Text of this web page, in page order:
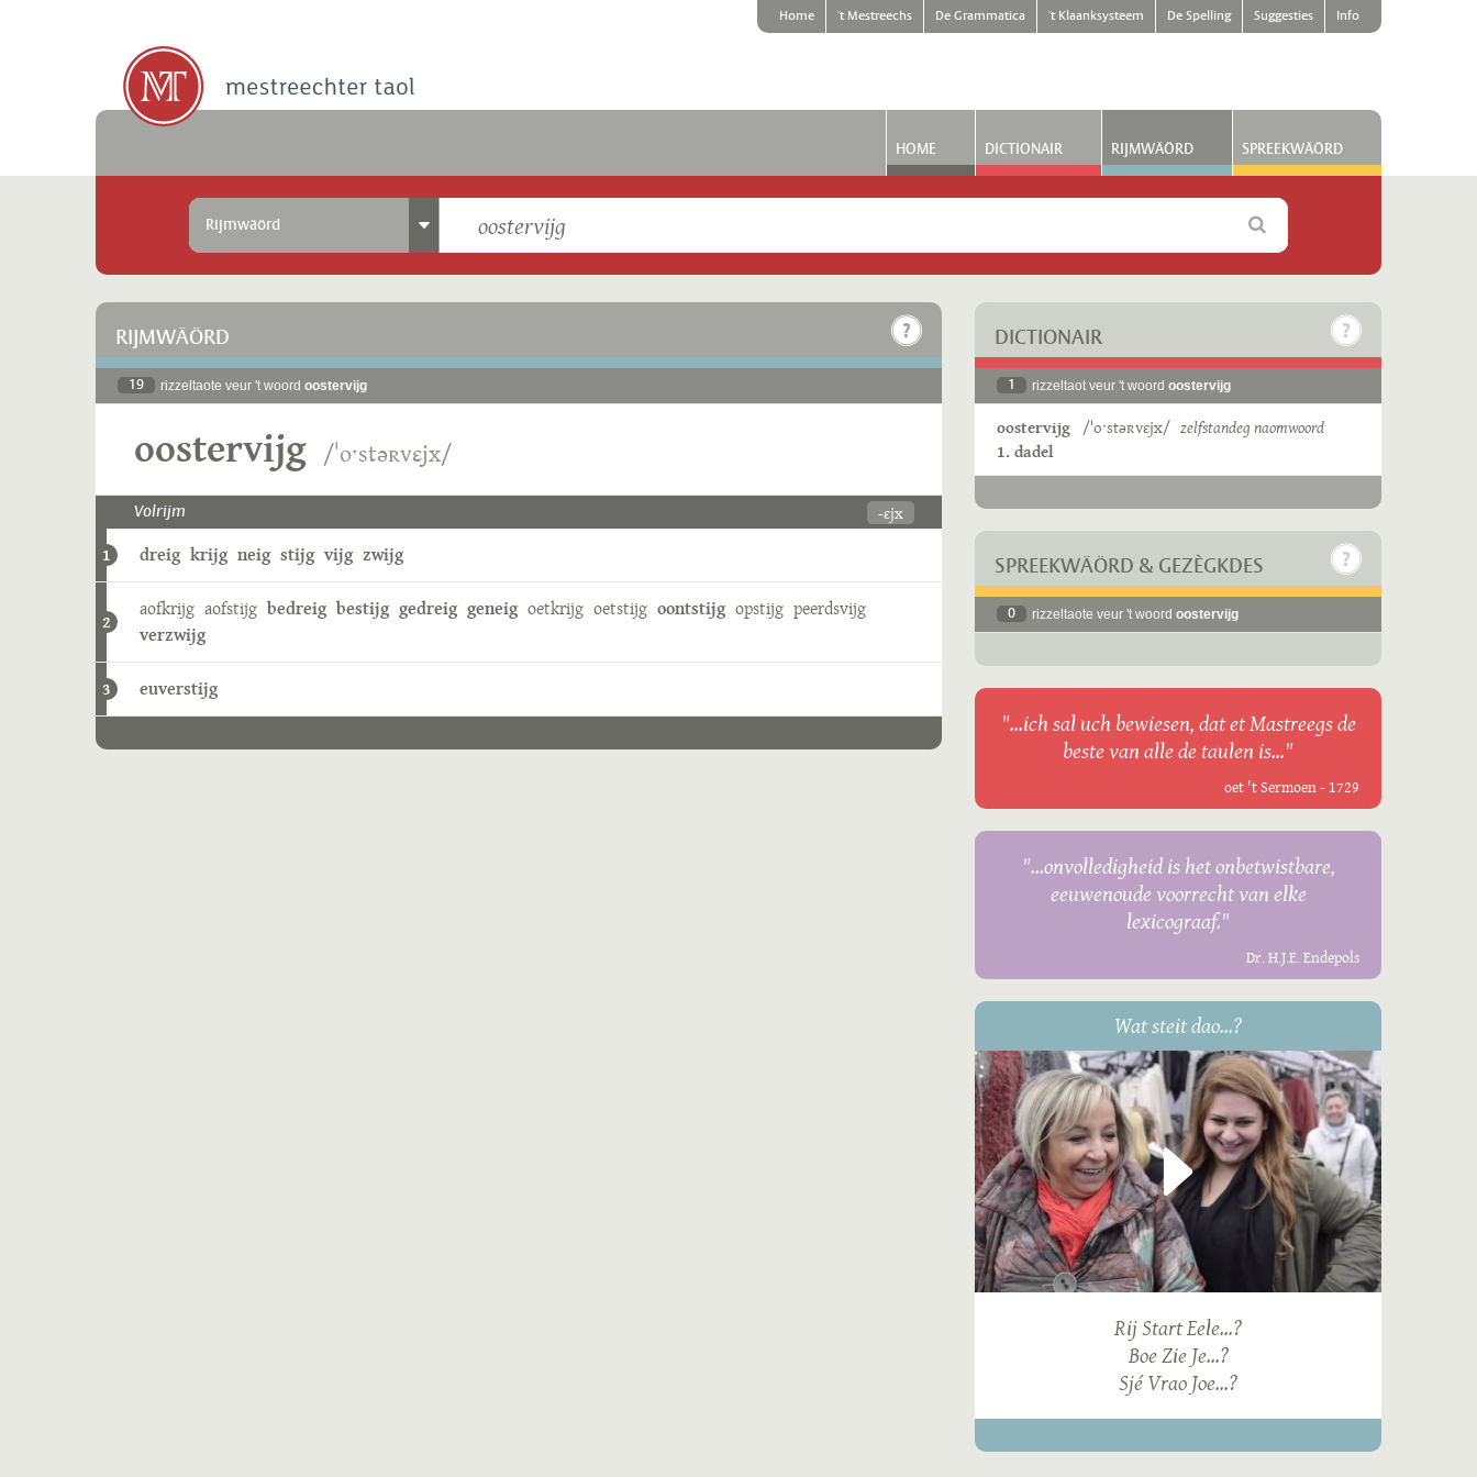
Home 't Mestreechs De Grammatica 't Klaanksysteem De Spelling Suggesties Info
HOME DICTIONAIR RIJMWÄÖRD SPREEKWÄÖRD
Rijmwäörd
RIJMWÄÖRD
19 rizzeltaote veur 't woord oostervijg
oostervijg /ˈoˑstəʀvɛjx/
Volrijm -ɛjx
1 dreig krijg neig stijg vijg zwijg
2
aofkrijg aofstijg bedreig bestijg gedreig geneig oetkrijg oetstijg oontstijg opstijg peerdsvijg
verzwijg
3 euverstijg
DICTIONAIR
1 rizzeltaot veur 't woord oostervijg
oostervijg /ˈoˑstəʀvɛjx/ zelfstandeg naomwoord
1. dadel
SPREEKWÄÖRD & GEZÈGKDES
0 rizzeltaote veur 't woord oostervijg
"...ich sal uch bewiesen, dat et Mastreegs de
beste van alle de taulen is..."
oet 't Sermoen - 1729
"...onvolledigheid is het onbetwistbare,
eeuwenoude voorrecht van elke
lexicograaf."
Dr. H.J.E. Endepols
Wat steit dao...?
Rij Start Eele...?
Boe Zie Je...?
Sjé Vrao Joe...?